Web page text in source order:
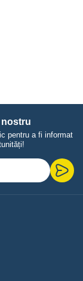
nostru
pentru a fi informat